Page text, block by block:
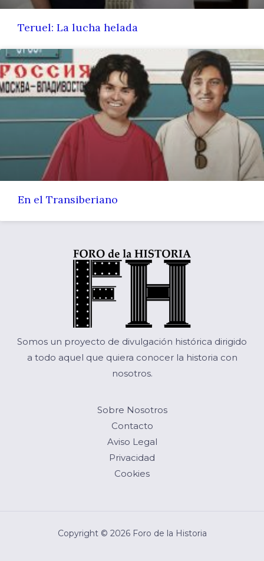
Teruel: La lucha helada
En el Transiberiano
Somos un proyecto de divulgación histórica dirigido
a todo aquel que quiera conocer la historia con
nosotros.
Sobre Nosotros
Contacto
Aviso Legal
Privacidad
Cookies
Copyright © 2026 Foro de la Historia